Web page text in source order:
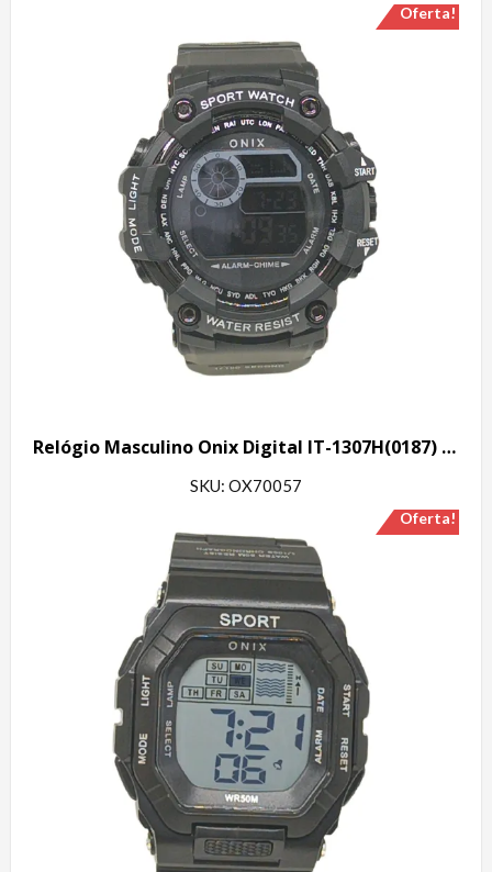
Oferta!
Relógio Masculino Onix Digital IT-1307H(0187) Preto
SKU: OX70057
Oferta!